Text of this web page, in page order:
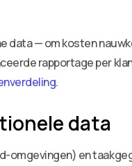
— om kosten
rapportage per
.
data
omgevingen) en